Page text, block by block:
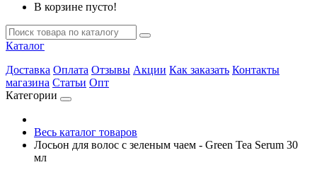
В корзине пусто!
Каталог
Доставка Оплата Отзывы Акции Как заказать Контакты
магазина Статьи Опт
Категории
Весь каталог товаров
Лосьон для волос с зеленым чаем - Green Tea Serum 30
мл